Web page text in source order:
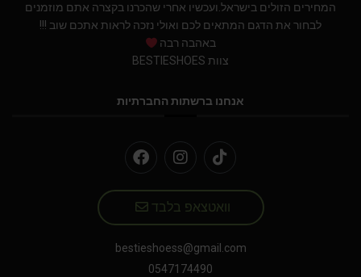
המחירים הזולים בישראל.ועכשיו אחרי שהכרנו בקצרה אתם מוזמנים
לבחור את הדגם המתאים לכם ואולי נזכה לראות אתכם שוב !!!
באהבה רבה
צוות BESTIESHOES
אנחנו ברשתות החברתיות
וואטצאפ בלבד
bestieshoess@gmail.com
0547174490